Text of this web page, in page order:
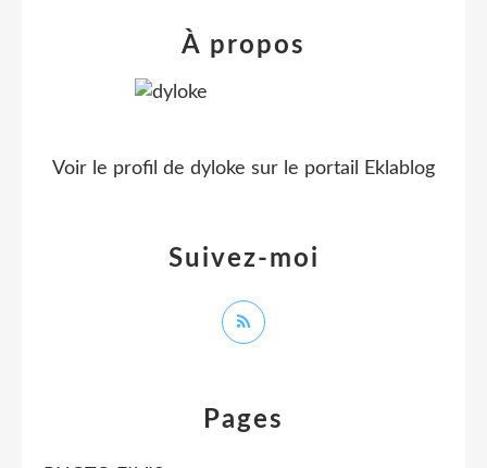
Pages
Suivez-moi
À propos
Voir le profil de dyloke sur le portail Eklablog